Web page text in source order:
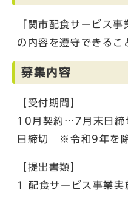
「関市配食サービス
の内容を遵守できるこ
募集内容
【受付期間】
10月契約…7月末日
日締切 ※令和9年を
【提出書類】
1 配食サービス事業実